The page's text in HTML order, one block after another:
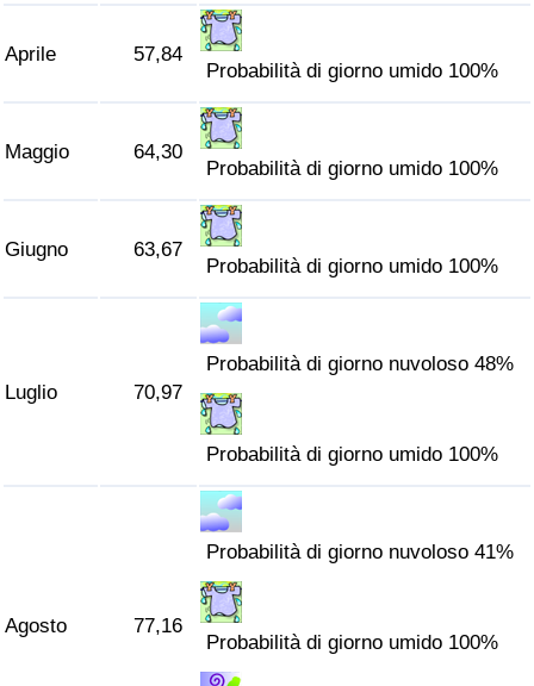
Aprile 57,84
Probabilità di giorno umido 100%
Maggio 64,30
Probabilità di giorno umido 100%
Giugno 63,67
Probabilità di giorno umido 100%
Luglio 70,97
Probabilità di giorno nuvoloso 48%
Probabilità di giorno umido 100%
Agosto 77,16
Probabilità di giorno nuvoloso 41%
Probabilità di giorno umido 100%
Traffico
Indice del traffico (Corrente)
Indice del traffico per Nazione